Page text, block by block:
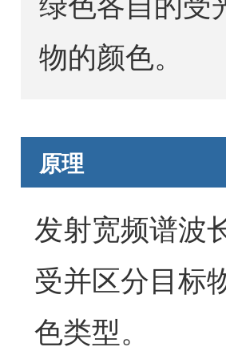
物的颜色。
原理
发射宽频谱波
受并区分目标
色类型。